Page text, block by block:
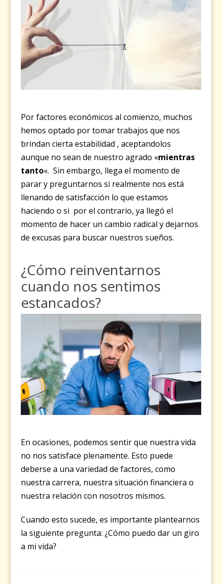
Por factores económicos al comienzo, muchos
hemos optado por tomar trabajos que nos
brindan cierta estabilidad , aceptandolos
aunque no sean de nuestro agrado «mientras
tanto«. Sin embargo, llega el momento de
parar y preguntarnos si realmente nos está
llenando de satisfacción lo que estamos
haciendo o si por el contrario, ya llegó el
momento de hacer un cambio radical y dejarnos
de excusas para buscar nuestros sueños.
¿Cómo reinventarnos
cuando nos sentimos
estancados?
En ocasiones, podemos sentir que nuestra vida
no nos satisface plenamente. Esto puede
deberse a una variedad de factores, como
nuestra carrera, nuestra situación financiera o
nuestra relación con nosotros mismos.
Cuando esto sucede, es importante plantearnos
la siguiente pregunta: ¿Cómo puedo dar un giro
a mi vida?